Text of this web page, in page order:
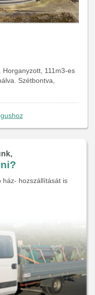
111m3-es
Szétbontva,
ház- hozszállítását is